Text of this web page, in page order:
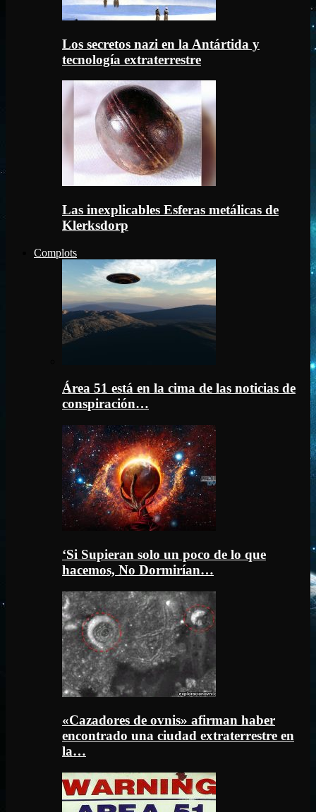
Los secretos nazi en la Antártida y
tecnología extraterrestre
Las inexplicables Esferas metálicas de
Klerksdorp
Complots
Área 51 está en la cima de las noticias de
conspiración…
‘Si Supieran solo un poco de lo que
hacemos, No Dormirían…
«Cazadores de ovnis» afirman haber
encontrado una ciudad extraterrestre en
la…